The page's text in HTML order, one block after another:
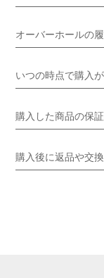
オーバーホールの
いつの時点で購入
購入した商品の保
購入後に返品や交